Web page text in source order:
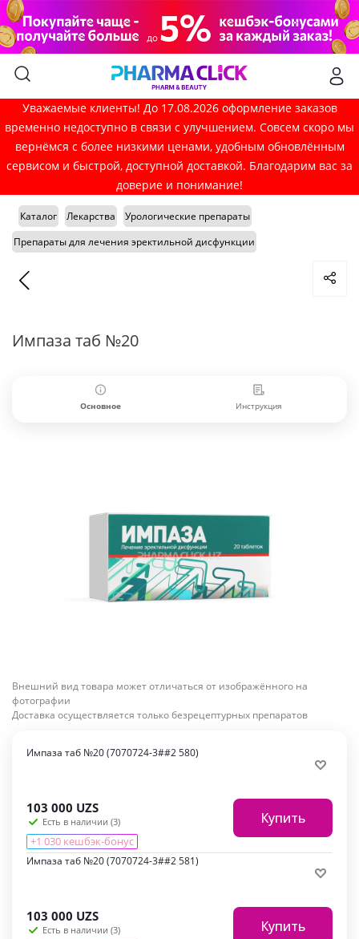
Уважаемые клиенты! До 17.08.2026 оформление заказов
временно недоступно в связи с улучшением. Совсем скоро мы
вернёмся с более низкими ценами, удобным обновлённым
сервисом и быстрой, доступной доставкой. Благодарим вас за
доверие и понимание!
Каталог Лекарства
Урологические препараты
Препараты для лечения эректильной дисфункции
Импаза таб №20
Основное Инструкция
Внешний вид товара может отличаться от изображённого на
фотографии
Доставка осуществляется только безрецептурных препаратов
Импаза таб №20 (7070724-3##2 580)
103 000 UZS
Есть в наличии (3)
+1 030 кешбэк-бонус
Купить
Импаза таб №20 (7070724-3##2 581)
103 000 UZS
Есть в наличии (3) Купить